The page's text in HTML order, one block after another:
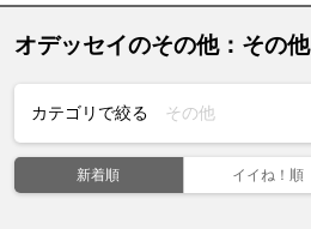
オデッセイのその他：その他
カテゴリで絞る その他
新着順 イイね！順